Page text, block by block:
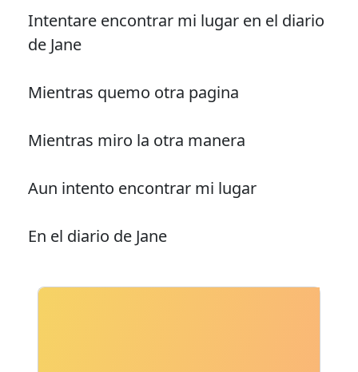
Intentare encontrar mi lugar en el diario
de Jane
Mientras quemo otra pagina
Mientras miro la otra manera
Aun intento encontrar mi lugar
En el diario de Jane